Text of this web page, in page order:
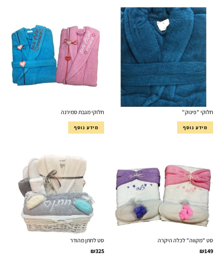
חלוקי "פינוק"
מידע נוסף
חלוקי מגבת סמירנה
מידע נוסף
סט "מקווה" לכלה היקרה
₪149
סט לחתן מהודר
₪325